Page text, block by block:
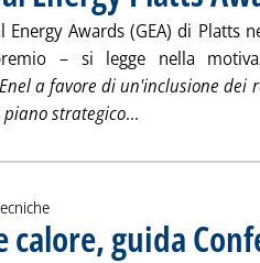
Awards (GEA) di Platts
– si legge nella
a favore di un'inclusione
strategico...
calore, guida